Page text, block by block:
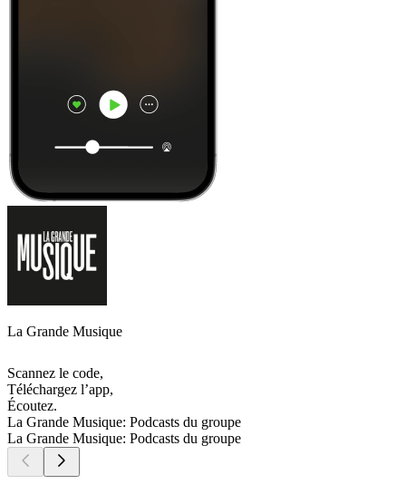
La Grande Musique
Scannez le code,
Téléchargez l’app,
Écoutez.
La Grande Musique: Podcasts du groupe
La Grande Musique: Podcasts du groupe